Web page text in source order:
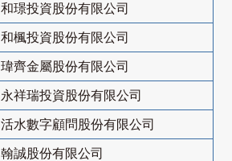
和璟投資股份有限公司
和楓投資股份有限公司
瑋齊金屬股份有限公司
永祥瑞投資股份有限公司
活水數字顧問股份有限公司
翰誠股份有限公司